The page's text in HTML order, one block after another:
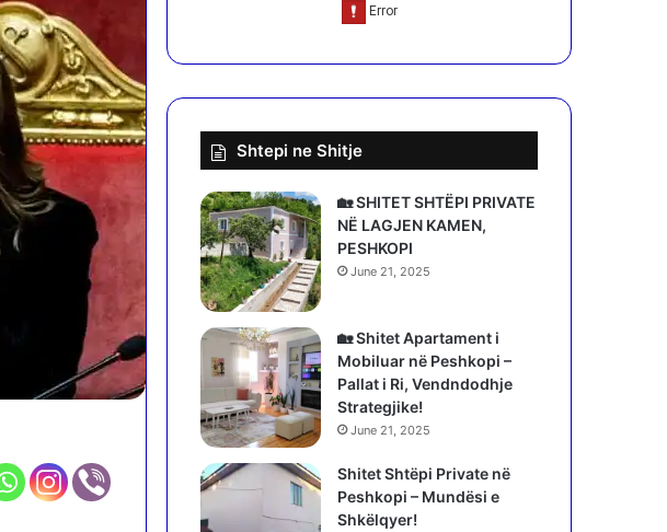
Shtepi ne Shitje
🏡 SHITET SHTËPI PRIVATE
NË LAGJEN KAMEN,
PESHKOPI
June 21, 2025
🏡 Shitet Apartament i
Mobiluar në Peshkopi –
Pallat i Ri, Vendndodhje
Strategjike!
June 21, 2025
Shitet Shtëpi Private në
Peshkopi – Mundësi e
Shkëlqyer!